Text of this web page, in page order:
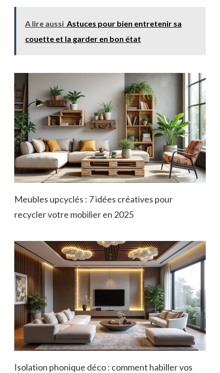
A lire aussi Astuces pour bien entretenir sa
couette et la garder en bon état
Meubles upcyclés : 7 idées créatives pour
recycler votre mobilier en 2025
Isolation phonique déco : comment habiller vos